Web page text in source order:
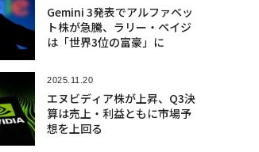
Gemini 3発表でアルファベッ
ト株が急騰、ラリー・ペイジ
は「世界3位の富豪」に
2025.11.20
エヌビディア株が上昇、Q3決
算は売上・利益ともに市場予
想を上回る